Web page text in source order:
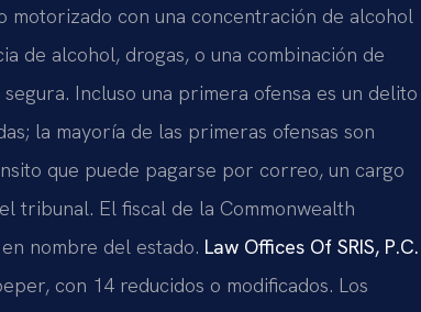
motorizado con una concentración de alcohol
de alcohol, drogas, o una combinación de
Incluso una primera ofensa es un delito
la mayoría de las primeras ofensas son
que puede pagarse por correo, un cargo
tribunal. El fiscal de la Commonwealth
nombre del estado. Law Offices Of SRIS, P.C.
con 14 reducidos o modificados. Los